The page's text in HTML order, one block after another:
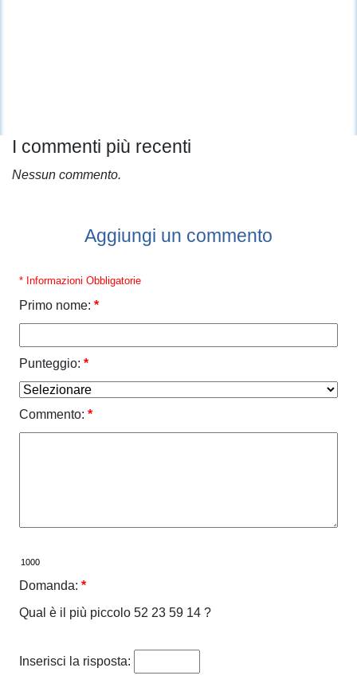
I commenti più recenti
Nessun commento.
Aggiungi un commento
* Informazioni Obbligatorie
Primo nome: *
Punteggio: *
Commento: *
Domanda: *
Qual è il più piccolo 52 23 59 14 ?
Inserisci la risposta: